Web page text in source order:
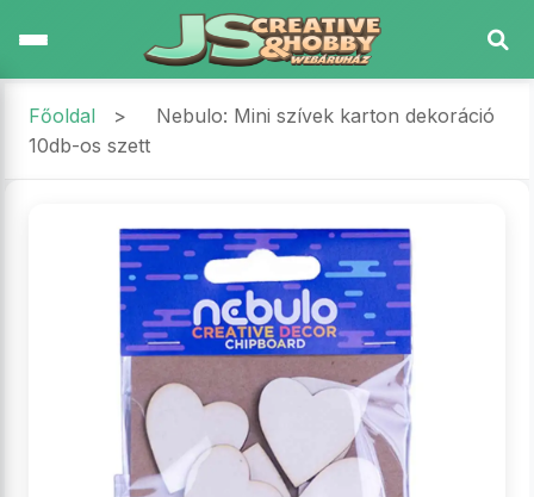
Főoldal >
Nebulo: Mini szívek karton dekoráció
10db-os szett